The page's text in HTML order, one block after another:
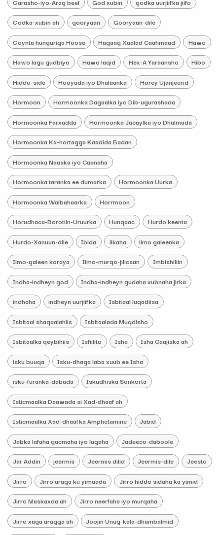
Godka-xubin ah gooryaan Gooryaan-dile
Goynta hunguriga Hoose Hagaag Xaalad Caafimaad Hawo
Hawo lagu gudbiyo Hawo laqid Hex-A Yaraansho Hibo
Hiddo-side Hooyada iyo Dhalaanka Horey Ujanjeerid
Hormoon Hormoonka Dagaalka iyo Dib-ugurashada
Hormoonka Farxadda Hormoonka Jacaylka iyo Dhalmada
Hormoonka Ka-hortagga Kaadida Badan
Hormoonka Naaska iyo Caanaha
Hormoonka taranka ee dumarka Hormoonka Uurka
Hormoonka Walbahaarka Horrmoon
Horudhaca-Borotiin-Uruurka Hunqaac Hurdo keenta
Hurdo-Xanuun-dile Ibida ilkaha ilmo galeenka
Ilmo-galeen koraya Ilmo-murqo-jilicsan Imbishiliin
Indha-indheyn god Indha-indheyn gudaha xubnaha jirka
indhaha indheyn uurjiifka Isbitaal luqadiisa
Isbitaal shaqaalahiis Isbitaalada Muqdisho
Isbitaalka qeybihiis Isfiilito Isha Isha Caajiska ah
isku buuqa Isku-dhaga laba xuub ee Isha
isku-furanka-dabada Iskudhiska Sonkorta
Isticmaalka Daawada si Xad-dhaaf ah
Isticmaalka Xad-dhaafka Amphetamine Jabid
Jabka lafaha gacmaha iyo lugaha Jadeeco-daboole
Jar Addin jeermis Jeermis dilid Jeermis-dile Jeesto
Jirro Jirro araga ku yimaada Jirro hiddo sidaha ka yimid
Jirro Maskaxda ah Jirro neerfaha iyo murqaha
Jirro xaga aragga ah Joojin Unug-kala-dhambalmid